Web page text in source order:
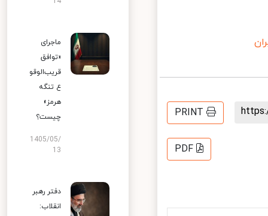
PRINT
PDF
ماجرای
«توافق
قریب‌الوقو
ع تنگه
هرمز»
چیست؟
1405/05/
13
دفتر رهبر
انقلاب: